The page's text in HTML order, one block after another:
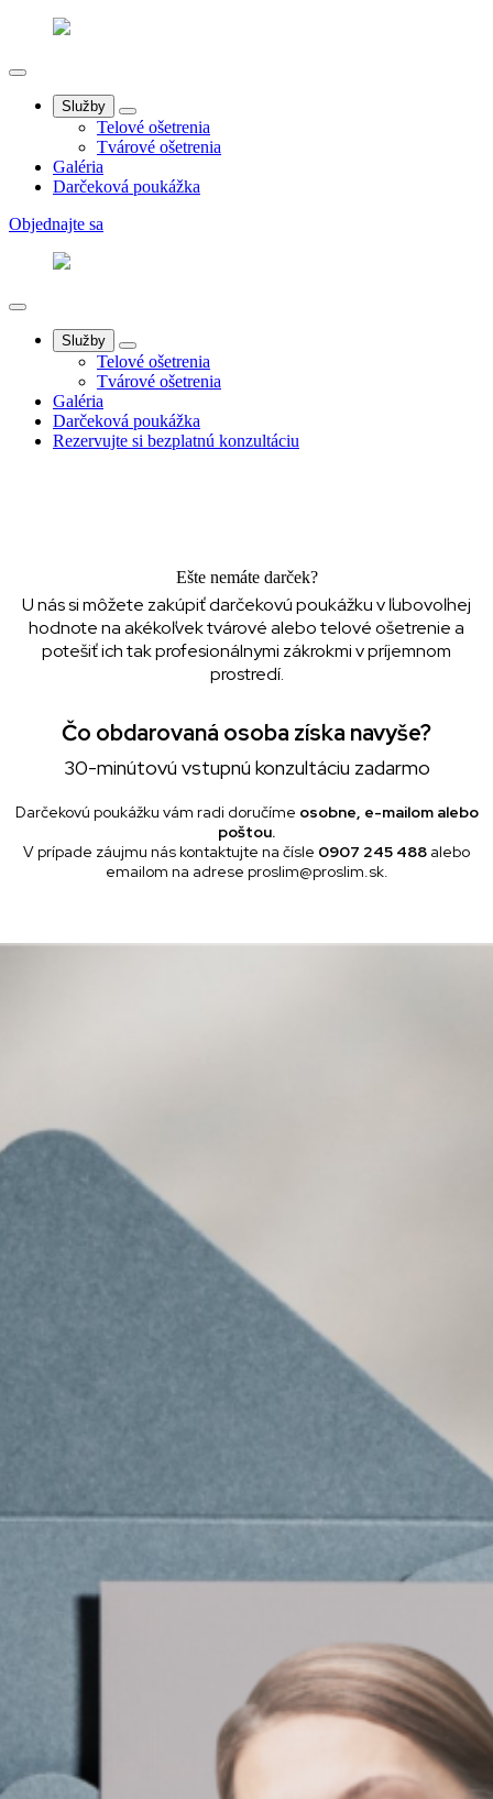
Služby
Telové ošetrenia
Tvárové ošetrenia
Galéria
Darčeková poukážka
Objednajte sa
Služby
Telové ošetrenia
Tvárové ošetrenia
Galéria
Darčeková poukážka
Rezervujte si bezplatnú konzultáciu
Ešte nemáte darček?
U nás si môžete zakúpiť darčekovú poukážku v ľubovoľnej
hodnote na akékoľvek tvárové alebo telové ošetrenie a
potešiť ich tak profesionálnymi zákrokmi v príjemnom
prostredí.
Čo obdarovaná osoba získa navyše?
30-minútovú vstupnú konzultáciu zadarmo
Darčekovú poukážku vám radi doručíme osobne, e-mailom alebo
poštou.
V prípade záujmu nás kontaktujte na čísle 0907 245 488 alebo
emailom na adrese proslim@proslim.sk.